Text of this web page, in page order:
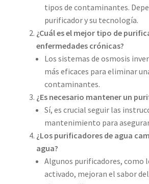
tipos de contaminantes.
purificador y su tecnología.
¿Cuál es el mejor tipo de
enfermedades crónicas?
Los sistemas de osmosis
más eficaces para eliminar
contaminantes.
¿Es necesario mantener un
Sí, es crucial seguir las
mantenimiento para
¿Los purificadores de agua
agua?
Algunos purificadores, como
activado, mejoran el sabor